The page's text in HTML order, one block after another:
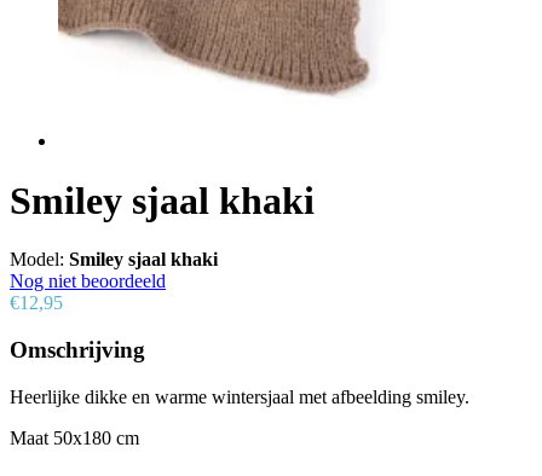
Smiley sjaal khaki
Model: Smiley sjaal khaki
Nog niet beoordeeld
€12,95
Omschrijving
Heerlijke dikke en warme wintersjaal met afbeelding smiley.
Maat 50x180 cm